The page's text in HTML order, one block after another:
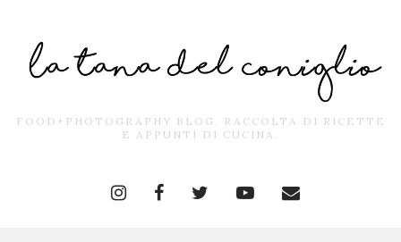
FOOD+PHOTOGRAPHY BLOG. RACCOLTA DI RICETTE
E APPUNTI DI CUCINA.